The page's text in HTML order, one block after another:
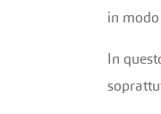
in
In